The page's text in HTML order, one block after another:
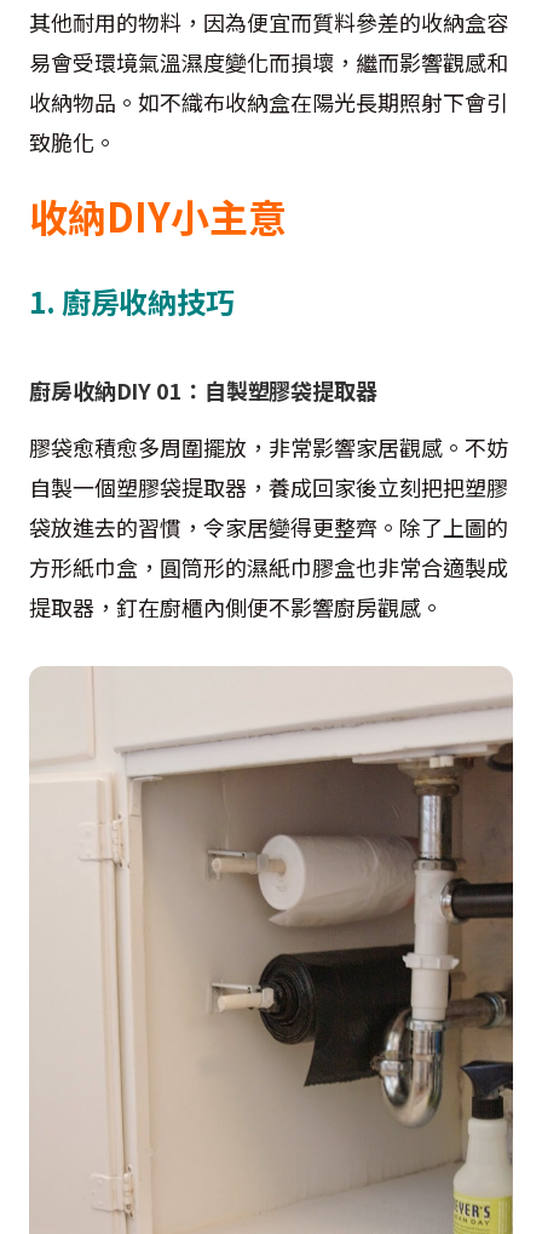
其他耐用的物料，因為便宜而質料參差的收納盒容
易會受環境氣溫濕度變化而損壞，繼而影響觀感和
收納物品。如不織布收納盒在陽光長期照射下會引
致脆化。
收納DIY小主意
1. 廚房收納技巧
廚房收納DIY 01：自製塑膠袋提取器
膠袋愈積愈多周圍擺放，非常影響家居觀感。不妨
自製一個塑膠袋提取器，養成回家後立刻把把塑膠
袋放進去的習慣，令家居變得更整齊。除了上圖的
方形紙巾盒，圓筒形的濕紙巾膠盒也非常合適製成
提取器，釘在廚櫃內側便不影響廚房觀感。